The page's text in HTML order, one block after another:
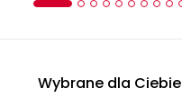
Wybrane dla Ciebie